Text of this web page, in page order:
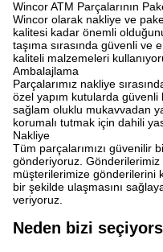
Wincor ATM Parçalarının
Wincor olarak nakliye ve
kalitesi kadar önemli
taşıma sırasında güvenli ve
kaliteli malzemeleri
Ambalajlama
Parçalarımız nakliye
özel yapım kutularda
sağlam oluklu mukavvadan
korumalı tutmak için dahili
Nakliye
Tüm parçalarımızı güvenilir
gönderiyoruz. Gönderilerimiz
müşterilerimize gönderilerini
bir şekilde ulaşmasını
veriyoruz.
Neden bizi